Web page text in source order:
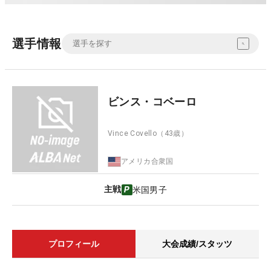
選手情報
ビンス・コベーロ
Vince Covello （43歳）
アメリカ合衆国
主戦 米国男子
プロフィール 大会成績/スタッツ